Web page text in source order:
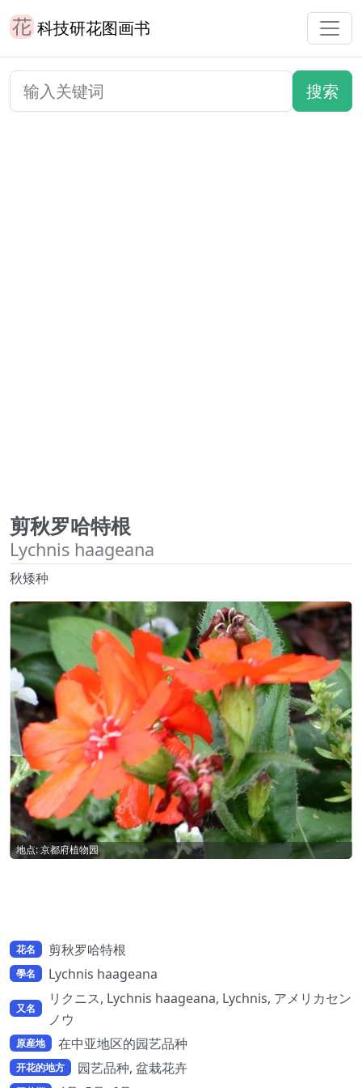
科技研花图画书
剪秋罗哈特根
Lychnis haageana
秋矮种
地点: 京都府植物园
花名 剪秋罗哈特根
學名 Lychnis haageana
又名
リクニス, Lychnis haageana, Lychnis, アメリカセン
ノウ
原産地 在中亚地区的园艺品种
开花的地方 园艺品种, 盆栽花卉